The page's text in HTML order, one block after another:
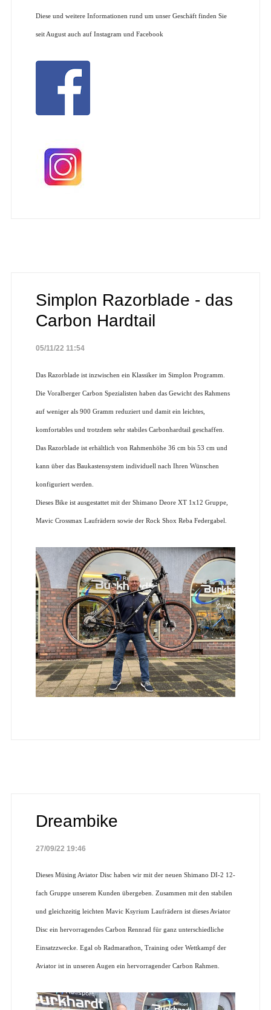
Diese und weitere Informationen rund um unser Geschäft finden Sie
seit August auch auf Instagram und Facebook
Simplon Razorblade - das
Carbon Hardtail
05/11/22 11:54
Das Razorblade ist inzwischen ein Klassiker im Simplon Programm.
Die Voralberger Carbon Spezialisten haben das Gewicht des Rahmens
auf weniger als 900 Gramm reduziert und damit ein leichtes,
komfortables und trotzdem sehr stabiles Carbonhardtail geschaffen.
Das Razorblade ist erhältlich von Rahmenhöhe 36 cm bis 53 cm und
kann über das Baukastensystem individuell nach Ihren Wünschen
konfiguriert werden.
Dieses Bike ist ausgestattet mit der Shimano Deore XT 1x12 Gruppe,
Mavic Crossmax Laufrädern sowie der Rock Shox Reba Federgabel.
Dreambike
27/09/22 19:46
Dieses Müsing Aviator Disc haben wir mit der neuen Shimano DI-2 12-
fach Gruppe unserem Kunden übergeben. Zusammen mit den stabilen
und gleichzeitig leichten Mavic Ksyrium Laufrädern ist dieses Aviator
Disc ein hervorragendes Carbon Rennrad für ganz unterschiedliche
Einsatzzwecke. Egal ob Radmarathon, Training oder Wettkampf der
Aviator ist in unseren Augen ein hervorragender Carbon Rahmen.